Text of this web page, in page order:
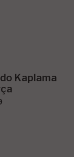
Kaplama